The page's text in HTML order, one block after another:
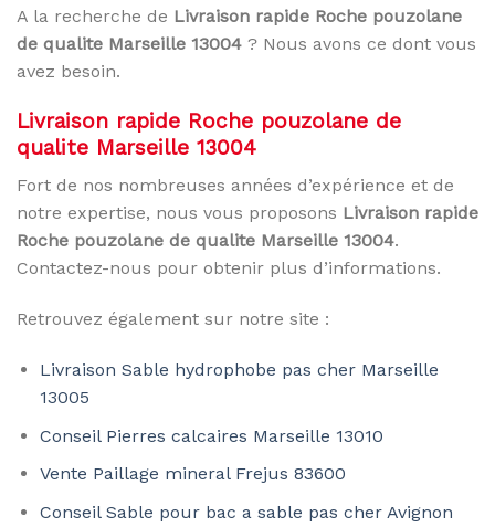
A la recherche de Livraison rapide Roche pouzolane
de qualite Marseille 13004 ? Nous avons ce dont vous
avez besoin.
Livraison rapide Roche pouzolane de
qualite Marseille 13004
Fort de nos nombreuses années d’expérience et de
notre expertise, nous vous proposons Livraison rapide
Roche pouzolane de qualite Marseille 13004.
Contactez-nous pour obtenir plus d’informations.
Retrouvez également sur notre site :
Livraison Sable hydrophobe pas cher Marseille
13005
Conseil Pierres calcaires Marseille 13010
Vente Paillage mineral Frejus 83600
Conseil Sable pour bac a sable pas cher Avignon